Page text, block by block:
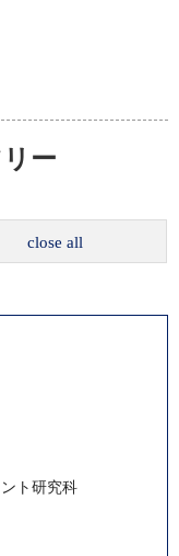
ー
close all
ト研究科